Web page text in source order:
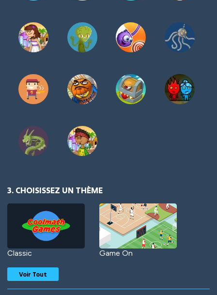
3. CHOISISSEZ UN THÈME
Classic Game On
Voir Tout